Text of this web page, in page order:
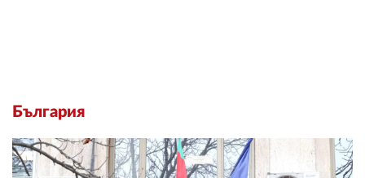
България